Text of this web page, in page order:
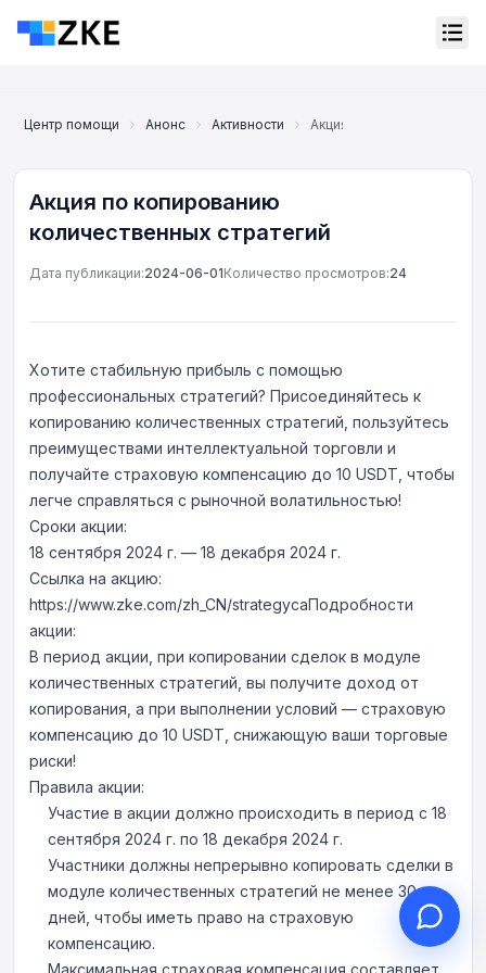
Центр помощи Анонс Активности Акция по копированию
Акция по копированию
количественных стратегий
Дата публикации:2024-06-01Количество просмотров:24
Хотите стабильную прибыль с помощью
профессиональных стратегий? Присоединяйтесь к
копированию количественных стратегий, пользуйтесь
преимуществами интеллектуальной торговли и
получайте страховую компенсацию до 10 USDT, чтобы
легче справляться с рыночной волатильностью!
Сроки акции:
18 сентября 2024 г. — 18 декабря 2024 г.
Ссылка на акцию:
https://www.zke.com/zh_CN/strategycaПодробности
акции:
В период акции, при копировании сделок в модуле
количественных стратегий, вы получите доход от
копирования, а при выполнении условий — страховую
компенсацию до 10 USDT, снижающую ваши торговые
риски!
Правила акции:
Участие в акции должно происходить в период с 18
сентября 2024 г. по 18 декабря 2024 г.
Участники должны непрерывно копировать сделки в
модуле количественных стратегий не менее 30
дней, чтобы иметь право на страховую
компенсацию.
Максимальная страховая компенсация составляет
Онлайн-поддержка
Здравствуйте, чем могу
Онлайн-поддержка к вашим услугам
Начать онлайн-консультацию
Проверить статус заявки